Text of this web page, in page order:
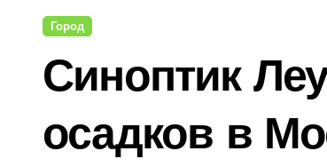
Город
Синоптик
осадков в